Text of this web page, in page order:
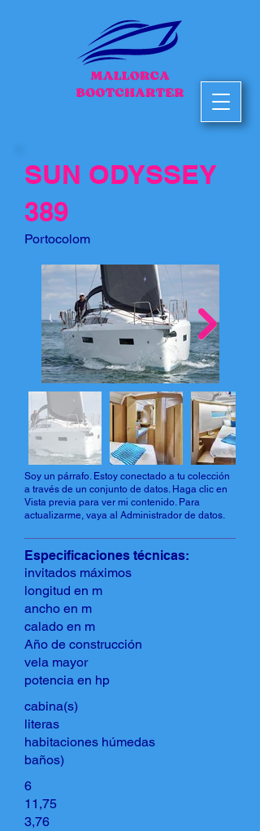
SUN ODYSSEY
389
Portocolom
Soy un párrafo. Estoy conectado a tu colección
a través de un conjunto de datos. Haga clic en
Vista previa para ver mi contenido. Para
actualizarme, vaya al Administrador de datos.
Especificaciones técnicas:
invitados máximos
longitud en m
ancho en m
calado en m
Año de construcción
vela mayor
potencia en hp
cabina(s)
literas
habitaciones húmedas
baños)
6
11,75
3,76